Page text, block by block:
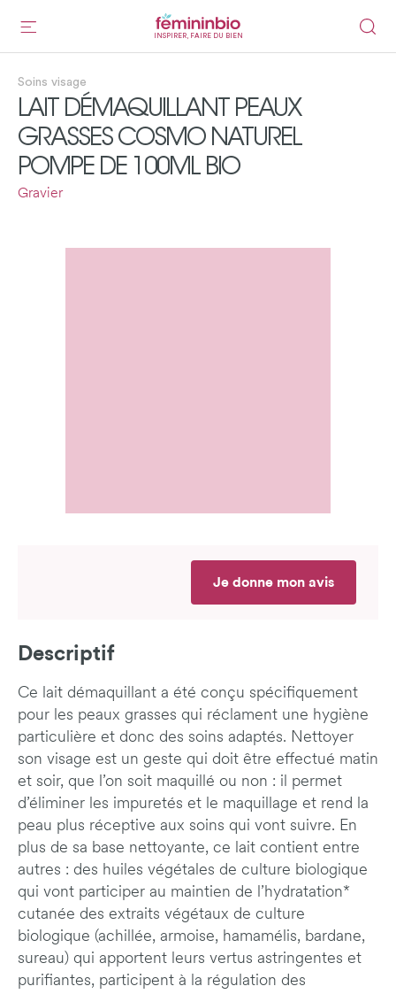
INSPIRER, FAIRE DU BIEN
Soins visage
LAIT DÉMAQUILLANT PEAUX
GRASSES COSMO NATUREL
POMPE DE 100ML BIO
Gravier
Je donne mon avis
Descriptif
Ce lait démaquillant a été conçu spécifiquement
pour les peaux grasses qui réclament une hygiène
particulière et donc des soins adaptés. Nettoyer
son visage est un geste qui doit être effectué matin
et soir, que l’on soit maquillé ou non : il permet
d’éliminer les impuretés et le maquillage et rend la
peau plus réceptive aux soins qui vont suivre. En
plus de sa base nettoyante, ce lait contient entre
autres : des huiles végétales de culture biologique
qui vont participer au maintien de l’hydratation*
cutanée des extraits végétaux de culture
biologique (achillée, armoise, hamamélis, bardane,
sureau) qui apportent leurs vertus astringentes et
purifiantes, participent à la régulation des